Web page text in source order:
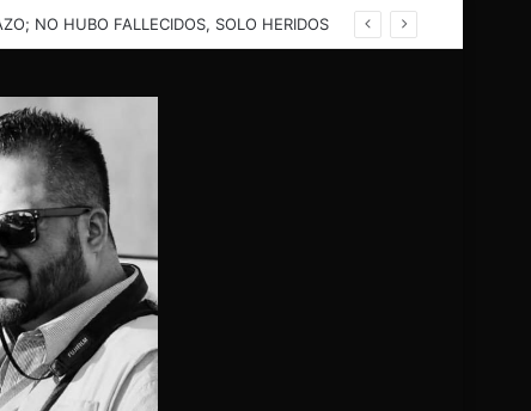
NO HUBO FALLECIDOS, SOLO HERIDOS